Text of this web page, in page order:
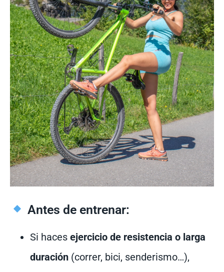
Antes de entrenar:
Si haces ejercicio de resistencia o larga
duración (correr, bici, senderismo…),